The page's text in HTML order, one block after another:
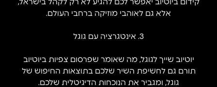
קידום ביוטיוב יאפשר לכם להגיע לא רק לקהל בישראל,
אלא גם לאוהבי מוזיקה ברחבי העולם.
3. אינטגרציה עם גוגל
יוטיוב שייך לגוגל, מה שאומר שפרסום צפיות ביוטיוב
תורם גם לחשיפת השיר שלכם בתוצאות החיפוש של
גוגל, ומגביר את הנוכחות הדיגיטלית שלכם.